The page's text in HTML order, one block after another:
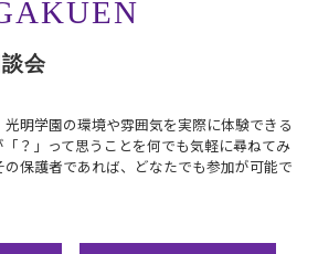
会
明学園の環境や雰囲気を実際に体験できる
？」って思うことを何でも気軽に尋ねてみ
保護者であれば、どなたでも参加が可能で